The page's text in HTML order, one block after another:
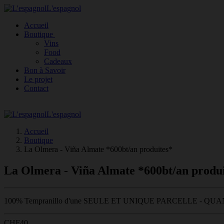
L'espagnol
Accueil
Boutique
Vins
Food
Cadeaux
Bon à Savoir
Le projet
Contact
L'espagnol
Accueil
Boutique
La Olmera - Viña Almate *600bt/an produites*
La Olmera - Viña Almate *600bt/an
100% Tempranillo d'une SEULE ET UNIQUE PARCELLE -